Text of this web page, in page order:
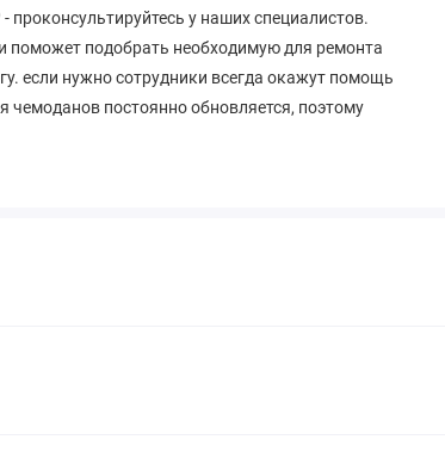
у наших специалистов.
поможет подобрать необходимую для ремонта
если нужно сотрудники всегда окажут помощь
чемоданов постоянно обновляется, поэтому